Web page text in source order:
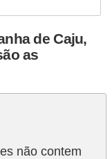
de Caju,
as
não contem